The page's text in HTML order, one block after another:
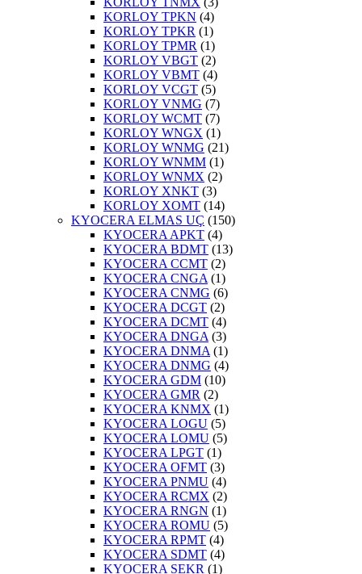
KORLOY TPKN (4)
KORLOY TPKR (1)
KORLOY TPMR (1)
KORLOY VBGT (2)
KORLOY VBMT (4)
KORLOY VCGT (5)
KORLOY VNMG (7)
KORLOY WCMT (7)
KORLOY WNGX (1)
KORLOY WNMG (21)
KORLOY WNMM (1)
KORLOY WNMX (2)
KORLOY XNKT (3)
KORLOY XOMT (14)
KYOCERA ELMAS UÇ (150)
KYOCERA APKT (4)
KYOCERA BDMT (13)
KYOCERA CCMT (2)
KYOCERA CNGA (1)
KYOCERA CNMG (6)
KYOCERA DCGT (2)
KYOCERA DCMT (4)
KYOCERA DNGA (3)
KYOCERA DNMA (1)
KYOCERA DNMG (4)
KYOCERA GDM (10)
KYOCERA GMR (2)
KYOCERA KNMX (1)
KYOCERA LOGU (5)
KYOCERA LOMU (5)
KYOCERA LPGT (1)
KYOCERA OFMT (3)
KYOCERA PNMU (4)
KYOCERA RCMX (2)
KYOCERA RNGN (1)
KYOCERA ROMU (5)
KYOCERA RPMT (4)
KYOCERA SDMT (4)
KYOCERA SEKR (1)